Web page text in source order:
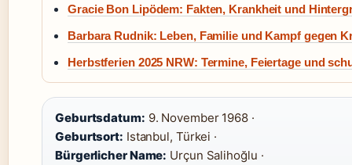
Gracie Bon Lipödem: Fakten, Krankheit und
Barbara Rudnik: Leben, Familie und Kampf gegen
Herbstferien 2025 NRW: Termine, Feiertage und
Geburtsdatum: 9. November 1968 ·
Geburtsort: Istanbul, Türkei ·
Bürgerlicher Name: Urçun Salihoğlu ·